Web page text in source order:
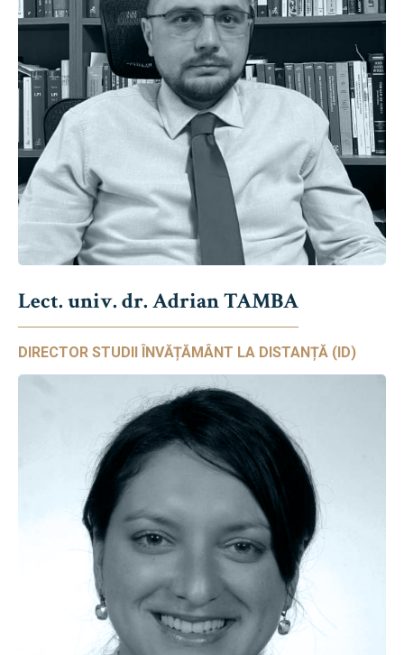
Lect. univ. dr. Adrian TAMBA
DIRECTOR STUDII ÎNVĂȚĂMÂNT LA DISTANȚĂ (ID)